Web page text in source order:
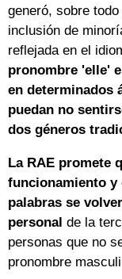
generó, sobre
inclusión de
reflejada en el
pronombre 'elle'
en determinados
puedan no
dos géneros
La RAE promete
funcionamiento y
palabras se
personal de la
personas que no
pronombre